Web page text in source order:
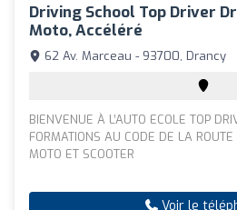
Driving School Top Driver
Moto, Accéléré
62 Av. Marceau - 93700, Drancy
BIENVENUE À L’AUTO ECOLE TOP
FORMATIONS AU CODE DE LA
MOTO ET SCOOTER
Voir le